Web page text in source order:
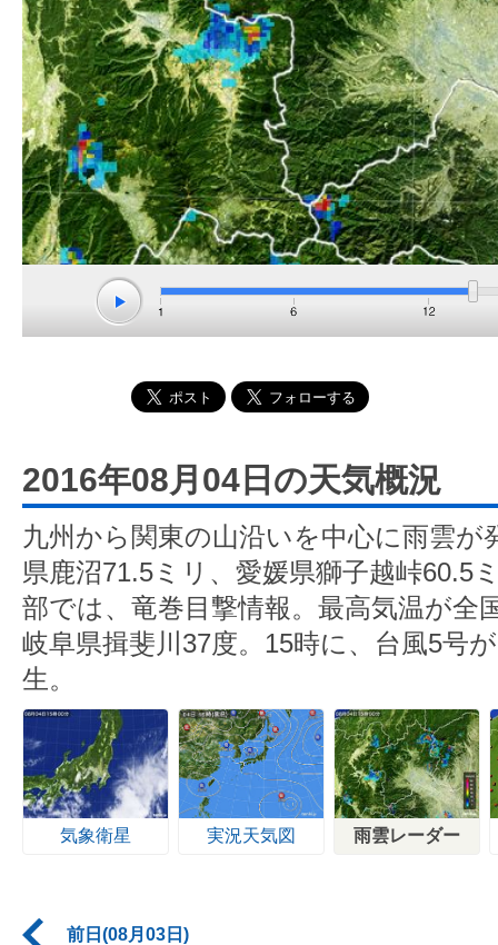
2016年08月04日の天気概況
九州から関東の山沿いを中心に雨雲が
県鹿沼71.5ミリ、愛媛県獅子越峠60.5
部では、竜巻目撃情報。最高気温が全
岐阜県揖斐川37度。15時に、台風5号
生。
気象衛星 実況天気図 雨雲レーダー
前日(08月03日)